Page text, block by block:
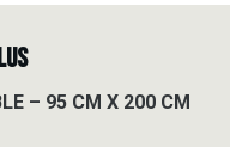
– 95 CM X 200 CM